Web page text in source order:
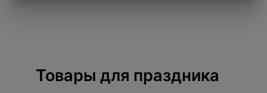
Товары для праздника